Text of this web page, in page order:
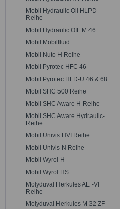
Mobil Hydraulic Oil HLPD
Reihe
Mobil Hydraulic OIL M 46
Mobil Mobilfluid
Mobil Nuto H Reihe
Mobil Pyrotec HFC 46
Mobil Pyrotec HFD-U 46 & 68
Mobil SHC 500 Reihe
Mobil SHC Aware H-Reihe
Mobil SHC Aware Hydraulic-
Reihe
Mobil Univis HVI Reihe
Mobil Univis N Reihe
Mobil Wyrol H
Mobil Wyrol HS
Molyduval Herkules AE -VI
Reihe
Molyduval Herkules M 32 ZF